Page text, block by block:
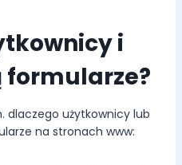
i
dlaczego użytkownicy lub
na stronach www: